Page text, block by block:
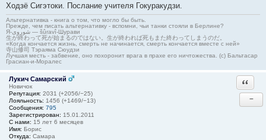
Ходзё Сигэтоки. Послание учителя Гокуракудзи.
Альтернативка - книга о том, что могло бы быть.
Прежде, чем писать альтернативку - вспомни, чьи танки стояли в Берлине?
Я-شوروی — šûravî-Шурави
生が終わって死が始まるのではない。生が終われば死もまた終わってしまうのだ。
«Когда кончается жизнь, смерть не начинается, смерть кончается вместе с ней»
寺山修司 Тэраяма Сюудзи
Лучшая месть - забвение, оно похоронит врага в прахе его ничтожества. (с) Бальтасар
Грасиан-и-Моралес
Лукич Самарский
Новичок
Репутация: 2031 (+2056/−25)
Лояльность: 1456 (+1469/−13)
Сообщения: 795
Зарегистрирован: 15.01.2011
С нами: 15 лет 6 месяцев
Имя: Борис
Откуда: Самара
−